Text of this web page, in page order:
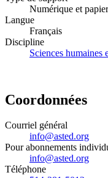
Numérique et papier
Langue
Français
Discipline
Sciences humaines
Coordonnées
Courriel général
info@asted.org
Pour abonnements
info@asted.org
Téléphone